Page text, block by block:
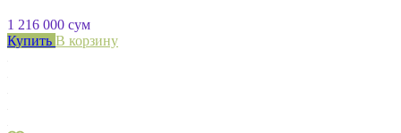
1 216 000 сум
Купить В корзину